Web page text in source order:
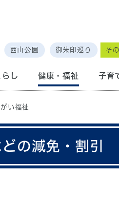
西山公園 御朱印巡り そ
らし 健康・福祉 子育
い福祉
の減免・割引